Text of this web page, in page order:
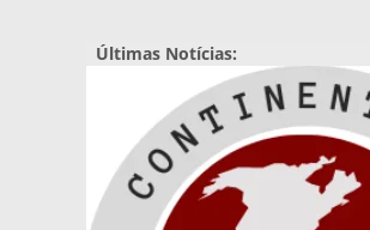
para
conteúdo
Últimas Notícias: